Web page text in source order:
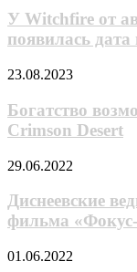
The
Lord
the
Gollum
от
Painkiller
то
дата
выхода
У Witchfire от
появилась дата
Богатство
в
новом
трейлере
Desert
23.08.2023
Богатство
Crimson Desert
Диснеевские
вернулись
в
первом
фильма
29.06.2022
Диснеевские
фильма
Мужик
01.06.2022